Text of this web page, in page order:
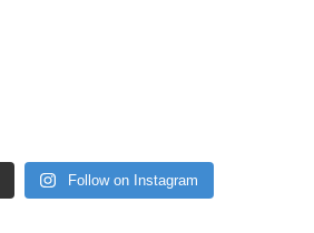
Follow on Instagram